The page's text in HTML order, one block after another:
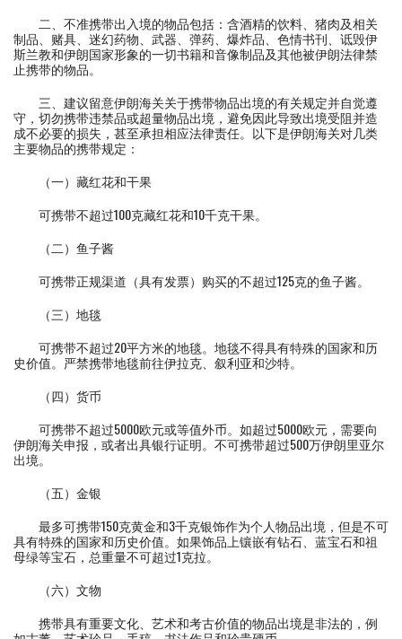
二、不准携带出入境的物品包括：含酒精的饮料、猪肉及相关
制品、赌具、迷幻药物、武器、弹药、爆炸品、色情书刊、诋毁伊
斯兰教和伊朗国家形象的一切书籍和音像制品及其他被伊朗法律禁
止携带的物品。
三、建议留意伊朗海关关于携带物品出境的有关规定并自觉遵
守，切勿携带违禁品或超量物品出境，避免因此导致出境受阻并造
成不必要的损失，甚至承担相应法律责任。以下是伊朗海关对几类
主要物品的携带规定：
（一）藏红花和干果
可携带不超过100克藏红花和10千克干果。
（二）鱼子酱
可携带正规渠道（具有发票）购买的不超过125克的鱼子酱。
（三）地毯
可携带不超过20平方米的地毯。地毯不得具有特殊的国家和历
史价值。严禁携带地毯前往伊拉克、叙利亚和沙特。
（四）货币
可携带不超过5000欧元或等值外币。如超过5000欧元，需要向
伊朗海关申报，或者出具银行证明。不可携带超过500万伊朗里亚尔
出境。
（五）金银
最多可携带150克黄金和3千克银饰作为个人物品出境，但是不可
具有特殊的国家和历史价值。如果饰品上镶嵌有钻石、蓝宝石和祖
母绿等宝石，总重量不可超过1克拉。
（六）文物
携带具有重要文化、艺术和考古价值的物品出境是非法的，例